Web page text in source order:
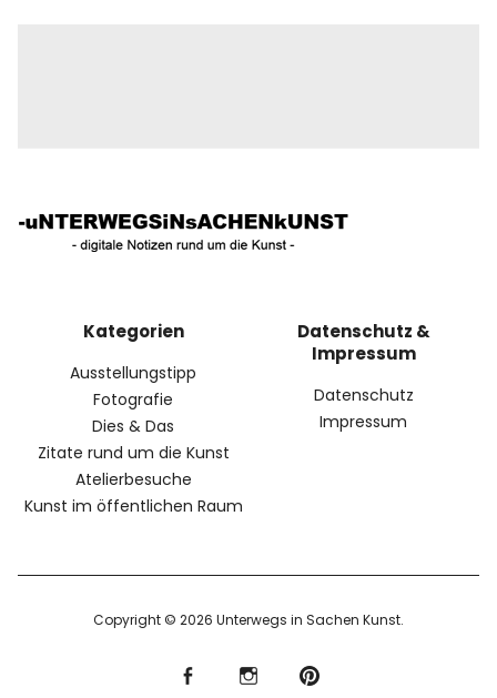
Kategorien
Ausstellungstipp
Fotografie
Dies & Das
Zitate rund um die Kunst
Atelierbesuche
Kunst im öffentlichen Raum
Datenschutz &
Impressum
Datenschutz
Impressum
Copyright © 2026 Unterwegs in Sachen Kunst